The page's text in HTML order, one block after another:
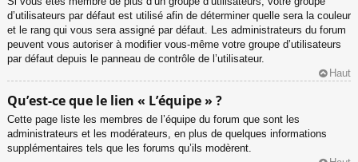
d’utilisateurs par défaut est utilisé afin de déterminer quelle sera la couleur
et le rang qui vous sera assigné par défaut. Les administrateurs du forum
peuvent vous autoriser à modifier vous-même votre groupe d’utilisateurs
par défaut depuis le panneau de contrôle de l’utilisateur.
Haut
Qu’est-ce que le lien « L’équipe » ?
Cette page liste les membres de l’équipe du forum que sont les
administrateurs et les modérateurs, en plus de quelques informations
supplémentaires tels que les forums qu’ils modèrent.